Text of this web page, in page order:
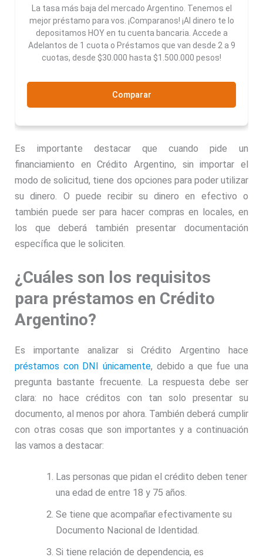
La tasa más baja del mercado Argentino. Tenemos el
mejor préstamo para vos. ¡Comparanos! ¡Al dinero te lo
depositamos HOY en tu cuenta bancaria. Accede a
Adelantos de 1 cuota o Préstamos que van desde 2 a 9
cuotas, desde $30.000 hasta $1.500.000 pesos!
Comparar
Es importante destacar que cuando pide un
financiamiento en Crédito Argentino, sin importar el
modo de solicitud, tiene dos opciones para poder utilizar
su dinero. O puede recibir su dinero en efectivo o
también puede ser para hacer compras en locales, en
los que deberá también presentar documentación
específica que le soliciten.
¿Cuáles son los requisitos
para préstamos en Crédito
Argentino?
Es importante analizar si Crédito Argentino hace
préstamos con DNI únicamente, debido a que fue una
pregunta bastante frecuente. La respuesta debe ser
clara: no hace créditos con tan solo presentar su
documento, al menos por ahora. También deberá cumplir
con otras cosas que son importantes y a continuación
las vamos a destacar:
Las personas que pidan el crédito deben tener
una edad de entre 18 y 75 años.
Se tiene que acompañar efectivamente su
Documento Nacional de Identidad.
Si tiene relación de dependencia, es